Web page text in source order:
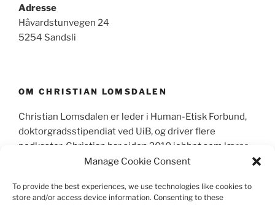
Manage Cookie Consent
To provide the best experiences, we use technologies like cookies to
store and/or access device information. Consenting to these
Adresse
Håvardstunvegen 24
5254 Sandsli
OM CHRISTIAN LOMSDALEN
Christian Lomsdalen er leder i Human-Etisk Forbund,
doktorgradsstipendiat ved UiB, og driver flere
podkaster. Christian har siden 2010 jobbet som lærer,
primært sett som lektor i videregående skole og
norske aviser.